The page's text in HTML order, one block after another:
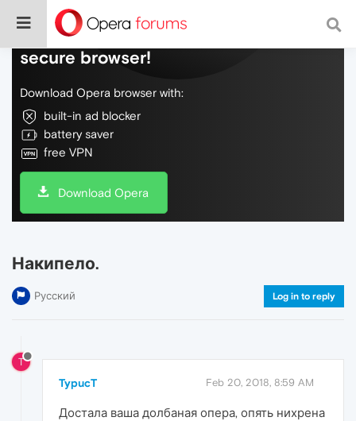
Do more on the web, with a fast and
secure browser!
Download Opera browser with:
built-in ad blocker
battery saver
free VPN
Download Opera
Накипело.
Русский Log in to reply
T
TypucT Feb 20, 2018, 8:59 AM
Достала ваша долбаная опера, опять нихрена